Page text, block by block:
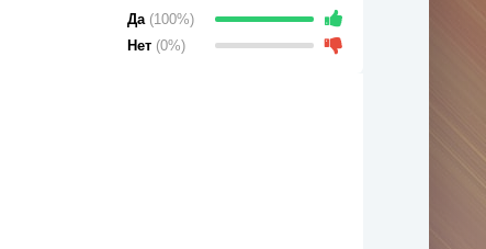
Да (100%)
Нет (0%)